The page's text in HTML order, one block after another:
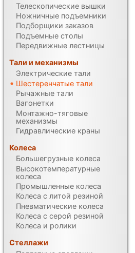
Телескопические вышки
Ножничные подъемники
Подборщики заказов
Подъемные столы
Передвижные лестницы
Тали и механизмы
Электрические тали
Шестеренчатые тали
Рычажные тали
Вагонетки
Монтажно-тяговые
механизмы
Гидравлические краны
Колеса
Большегрузные колеса
Высокотемпературные
колеса
Промышленные колеса
Колеса с литой резиной
Пневматические колеса
Колеса с серой резиной
Колеса и ролики
Стеллажи